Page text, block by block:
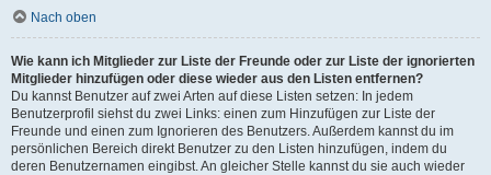
Nach oben
Wie kann ich Mitglieder zur Liste der Freunde oder zur Liste der ignorierten
Mitglieder hinzufügen oder diese wieder aus den Listen entfernen?
Du kannst Benutzer auf zwei Arten auf diese Listen setzen: In jedem
Benutzerprofil siehst du zwei Links: einen zum Hinzufügen zur Liste der
Freunde und einen zum Ignorieren des Benutzers. Außerdem kannst du im
persönlichen Bereich direkt Benutzer zu den Listen hinzufügen, indem du
deren Benutzernamen eingibst. An gleicher Stelle kannst du sie auch wieder